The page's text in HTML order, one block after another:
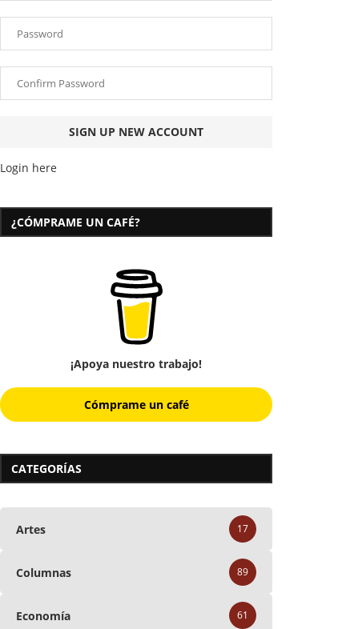
Login here
¿CÓMPRAME UN CAFÉ?
¡Apoya nuestro trabajo!
Cómprame un café
CATEGORÍAS
Artes 17
Columnas 89
Economía 61